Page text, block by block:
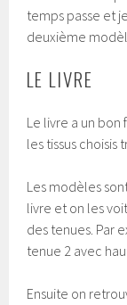
temps passe et
deuxième
LE LIVRE
Le livre a un
les tissus choisis
Les modèles
livre et on les
des tenues. Par
tenue 2 avec
Ensuite on